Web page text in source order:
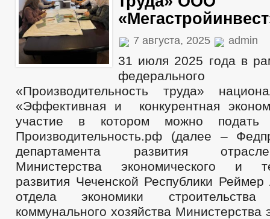
7 августа, 2025 admin
31 июля 2025 года в
«Производительность труда»
«Эффективная и конкурентная
участие в котором можно подать
Производительность.рф (далее –
департамента развития
Министерства экономического и
развития Чеченской Республики
отдела экономики
коммунального хозяйства Министерства